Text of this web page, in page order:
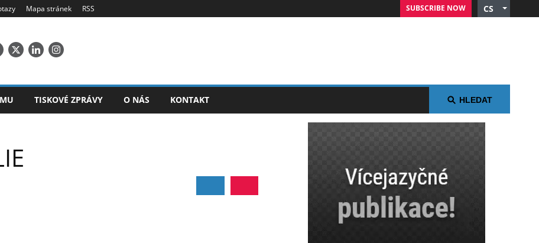
Mapa stránek RSS CS
French
Italian
SUBSCRIBE NOW
TISKOVÉ ZPRÁVY O NÁS KONTAKT HLEDAT